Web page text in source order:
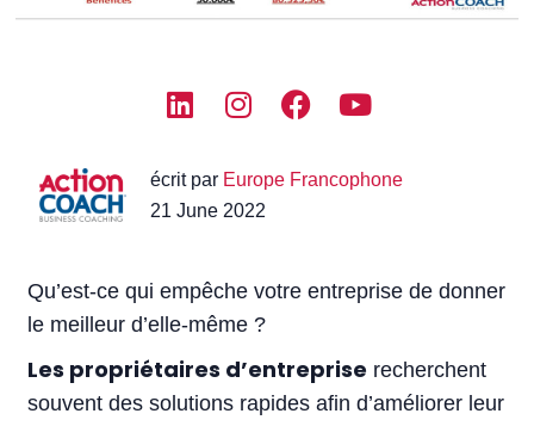
écrit par Europe Francophone
21 June 2022
Qu’est-ce qui empêche votre entreprise de donner
le meilleur d’elle-même ?
Les propriétaires d’entreprise recherchent
souvent des solutions rapides afin d’améliorer leur